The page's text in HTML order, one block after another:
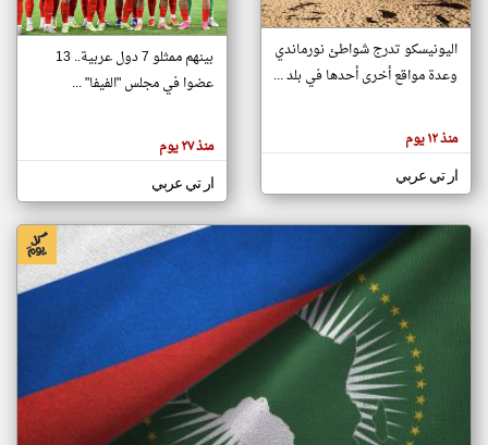
تغيير الدولة
اخبار جزر القمر على مدار الساعة
أهم اخبار جزر القمر العاجلة والمباشرة
هنا عن
وجهة
كاتبيها.
اليونيسكو تدرج شواطئ نورماندي
وعدة مواقع أخرى أحدها في بلد ...
منذ ١٢ يوم
ار تي عربي
بينهم ممثلو 7 دول عربية.. 13
عضوا في مجلس "الفيفا" ...
منذ ٢٧ يوم
ار تي عربي
klyoum.com